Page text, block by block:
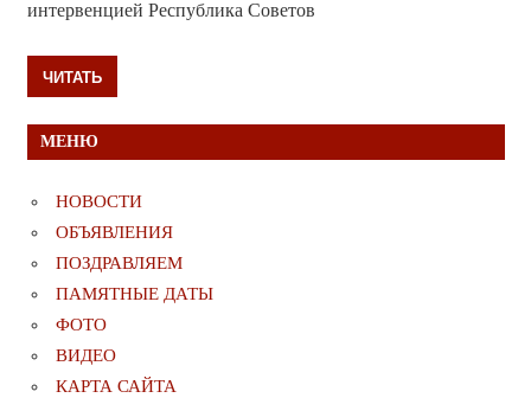
интервенцией Республика Советов
ЧИТАТЬ
МЕНЮ
НОВОСТИ
ОБЪЯВЛЕНИЯ
ПОЗДРАВЛЯЕМ
ПАМЯТНЫЕ ДАТЫ
ФОТО
ВИДЕО
КАРТА САЙТА